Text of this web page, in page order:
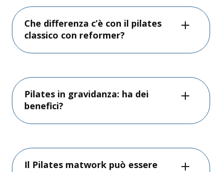
Che differenza c’è con il pilates
classico con reformer?
Pilates in gravidanza: ha dei
benefici?
Il Pilates matwork può essere